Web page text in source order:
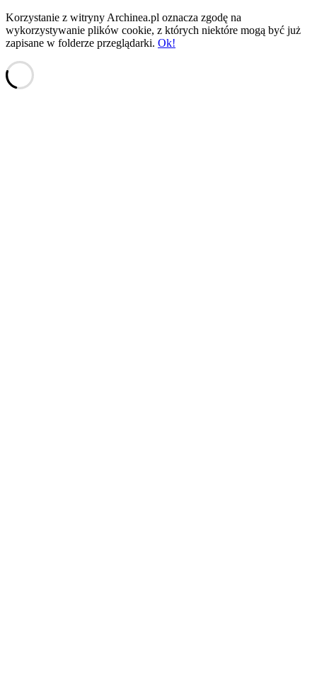
Korzystanie z witryny Archinea.pl oznacza zgodę na
wykorzystywanie plików cookie, z których niektóre mogą być już
zapisane w folderze przeglądarki. Ok!